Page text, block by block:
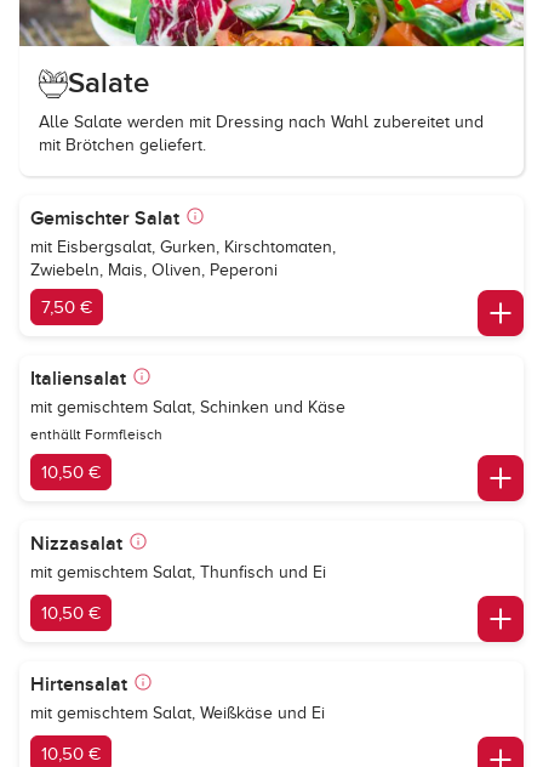
Salate
Alle Salate werden mit Dressing nach Wahl zubereitet und
mit Brötchen geliefert.
Gemischter Salat
mit Eisbergsalat, Gurken, Kirschtomaten,
Zwiebeln, Mais, Oliven, Peperoni
7,50 €
Italiensalat
mit gemischtem Salat, Schinken und Käse
enthällt Formfleisch
10,50 €
Nizzasalat
mit gemischtem Salat, Thunfisch und Ei
10,50 €
Hirtensalat
mit gemischtem Salat, Weißkäse und Ei
10,50 €